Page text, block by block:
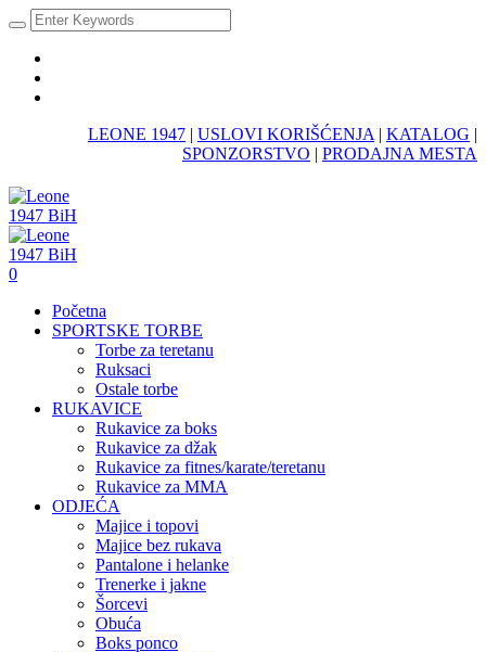
LEONE 1947 | USLOVI KORIŠĆENJA | KATALOG |
SPONZORSTVO | PRODAJNA MESTA
0
Početna
SPORTSKE TORBE
Torbe za teretanu
Ruksaci
Ostale torbe
RUKAVICE
Rukavice za boks
Rukavice za džak
Rukavice za fitnes/karate/teretanu
Rukavice za MMA
ODJEĆA
Majice i topovi
Majice bez rukava
Pantalone i helanke
Trenerke i jakne
Šorcevi
Obuća
Boks ponco